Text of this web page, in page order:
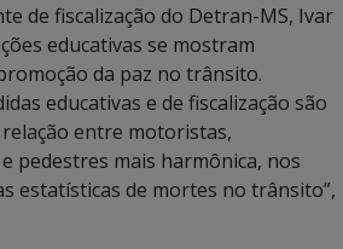
de fiscalização do Detran-MS, Ivar
educativas se mostram
da paz no trânsito.
educativas e de fiscalização são
entre motoristas,
pedestres mais harmônica, nos
estatísticas de mortes no trânsito”,